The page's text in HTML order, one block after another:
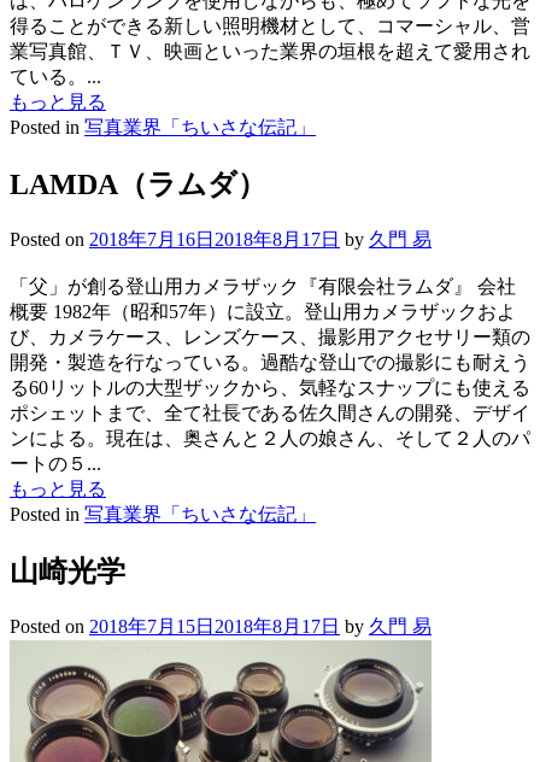
得ることができる新しい照明機材として、コマーシャル、営
業写真館、ＴＶ、映画といった業界の垣根を超えて愛用され
ている。...
もっと見る
Posted in 写真業界「ちいさな伝記」
LAMDA（ラムダ）
Posted on 2018年7月16日 2018年8月17日 by 久門 易
「父」が創る登山用カメラザック『有限会社ラムダ』 会社
概要 1982年（昭和57年）に設立。登山用カメラザックおよ
び、カメラケース、レンズケース、撮影用アクセサリー類の
開発・製造を行なっている。過酷な登山での撮影にも耐えう
る60リットルの大型ザックから、気軽なスナップにも使える
ポシェットまで、全て社長である佐久間さんの開発、デザイ
ンによる。現在は、奥さんと２人の娘さん、そして２人のパ
ートの５...
もっと見る
Posted in 写真業界「ちいさな伝記」
山崎光学
Posted on 2018年7月15日 2018年8月17日 by 久門 易